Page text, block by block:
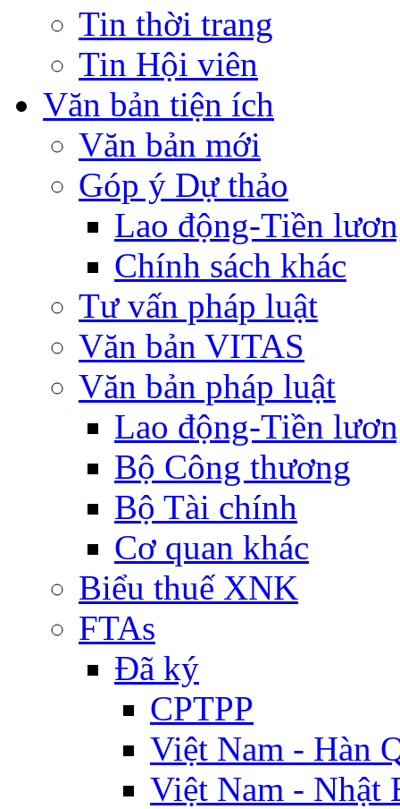
Tin thời trang
Tin Hội viên
Văn bản tiện ích
Văn bản mới
Góp ý Dự thảo
Lao động-Tiền
Chính sách khác
Tư vấn pháp luật
Văn bản VITAS
Văn bản pháp luật
Lao động-Tiền
Bộ Công thương
Bộ Tài chính
Cơ quan khác
Biểu thuế XNK
FTAs
Đã ký
CPTPP
Việt Nam - Hàn
Việt Nam - Nhật